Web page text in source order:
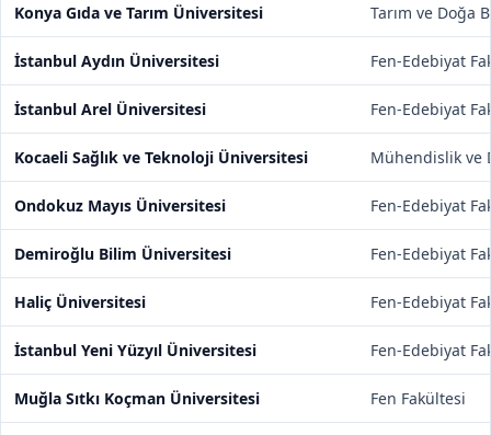
Konya Gıda ve Tarım Üniversitesi Tarım ve Doğa
İstanbul Aydın Üniversitesi Fen-Edebiyat
İstanbul Arel Üniversitesi Fen-Edebiyat
Kocaeli Sağlık ve Teknoloji Üniversitesi Mühendislik ve
Ondokuz Mayıs Üniversitesi Fen-Edebiyat
Demiroğlu Bilim Üniversitesi Fen-Edebiyat
Haliç Üniversitesi Fen-Edebiyat
İstanbul Yeni Yüzyıl Üniversitesi Fen-Edebiyat
Muğla Sıtkı Koçman Üniversitesi Fen Fakültesi